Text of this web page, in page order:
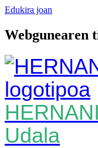
Edukira joan
Webgunearen
Udala